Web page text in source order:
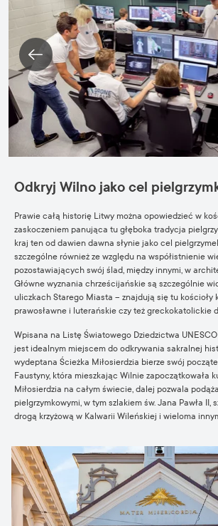
Odkryj Wilno jako cel
Prawie całą historię Litwy można opowiedzieć w
zaskoczeniem panująca tu głęboka tradycja
kraj ten od dawien dawna słynie jako cel
szczególne również ze względu na współistnienie
pozostawiających swój ślad, między innymi, w
Główne wyznania chrześcijańskie są szczególnie
uliczkach Starego Miasta – znajdują się tu kościoły
prawosławne i luterańskie czy też greckokatolickie
Wpisana na Listę Światowego Dziedzictwa
jest idealnym miejscem do odkrywania sakralnej
wydeptana Ścieżka Miłosierdzia bierze swój
Faustyny, która mieszkając Wilnie zapoczątkowała
Miłosierdzia na całym świecie, dalej pozwala
pielgrzymkowymi, w tym szlakiem św. Jana Pawła II,
drogą krzyżową w Kalwarii Wileńskiej i wieloma